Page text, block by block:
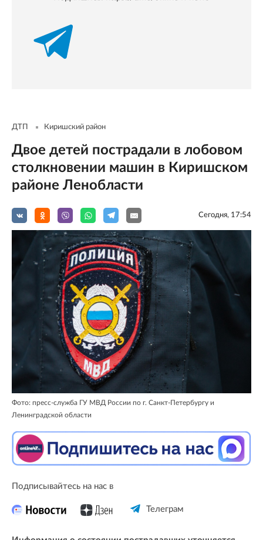
ДТП Киришский район
Двое детей пострадали в лобовом
столкновении машин в Киришском
районе Ленобласти
Сегодня, 17:54
Фото: пресс-служба ГУ МВД России по г. Санкт-Петербургу и
Ленинградской области
Подписывайтесь на нас в
Телеграм